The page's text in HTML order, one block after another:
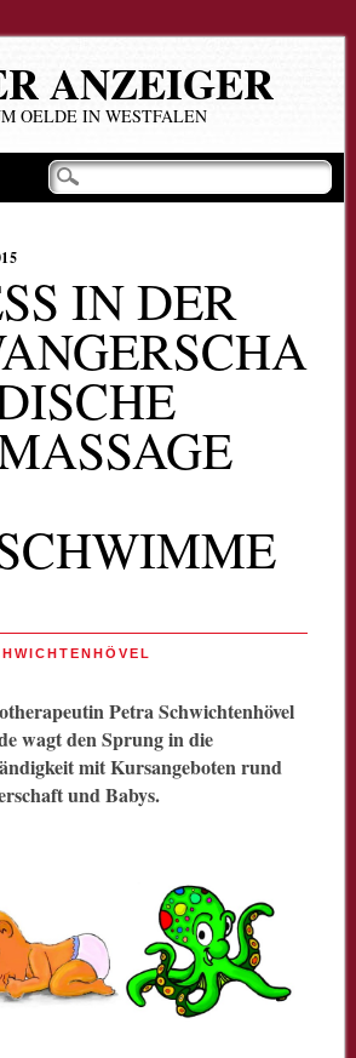
ANZEIGER
OELDE IN WESTFALEN
IN DER
Petra Schwichtenhövel
wagt den Sprung in die
mit Kursangeboten rund
und Babys.